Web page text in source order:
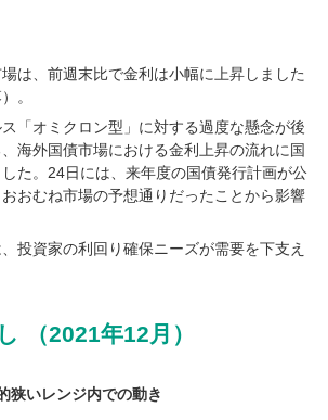
は、前週末比で金利は小幅に上昇しました
。
「オミクロン型」に対する過度な懸念が後
海外国債市場における金利上昇の流れに国
た。24日には、来年度の国債発行計画が公
おむね市場の予想通りだったことから影響
投資家の利回り確保ニーズが需要を下支え
（2021年12月）
狭いレンジ内での動き